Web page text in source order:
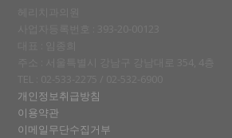
개인정보취급방침
이용약관
이메일무단수집거부